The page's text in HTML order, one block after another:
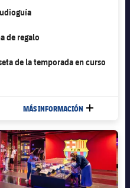
de regalo
de la temporada en curso
MÁS INFORMACIÓN MÁS